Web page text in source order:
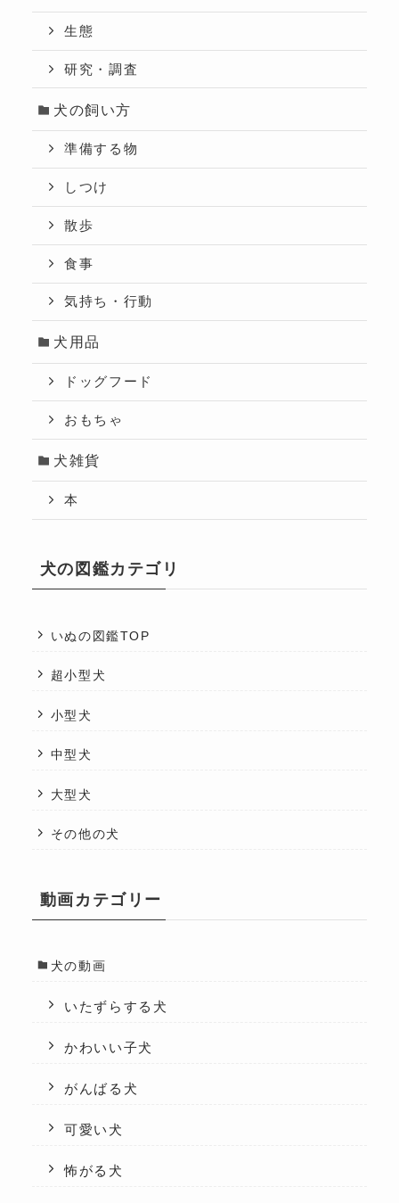
生態
研究・調査
犬の飼い方
準備する物
しつけ
散歩
食事
気持ち・行動
犬用品
ドッグフード
おもちゃ
犬雑貨
本
犬の図鑑カテゴリ
いぬの図鑑TOP
超小型犬
小型犬
中型犬
大型犬
その他の犬
動画カテゴリー
犬の動画
いたずらする犬
かわいい子犬
がんばる犬
可愛い犬
怖がる犬